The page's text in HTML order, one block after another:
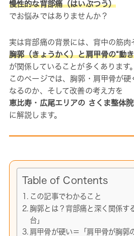
慢性的な背部痛（はいぶつう）
でお悩みではありませんか？
実は背部痛の背景には、背中の筋肉
胸郭（きょうかく）と肩甲骨の“動
が関係していることが多くあります。
このページでは、胸郭・肩甲骨が硬
なるのか、そして改善の考え方を
恵比寿・広尾エリアの さくま整体院
に解説します。
Table of Contents
この記事でわかること
胸郭とは？背部痛と深く関係す
台」
肩甲骨が硬い＝「肩甲骨が胸郭